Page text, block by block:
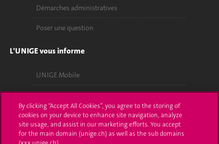
Démarches administratives
Poser une question
L'UNIGE vous informe
UNIGE Mobile
Médias
Offres d'emploi
Bibliothèque
By clicking “Accept All Cookies”, you agree to the storing of
cookies on your device to enhance site navigation, analyze
site usage, and assist in our marketing efforts. You accept
for the main domain (unige.ch) as well as the sub domains